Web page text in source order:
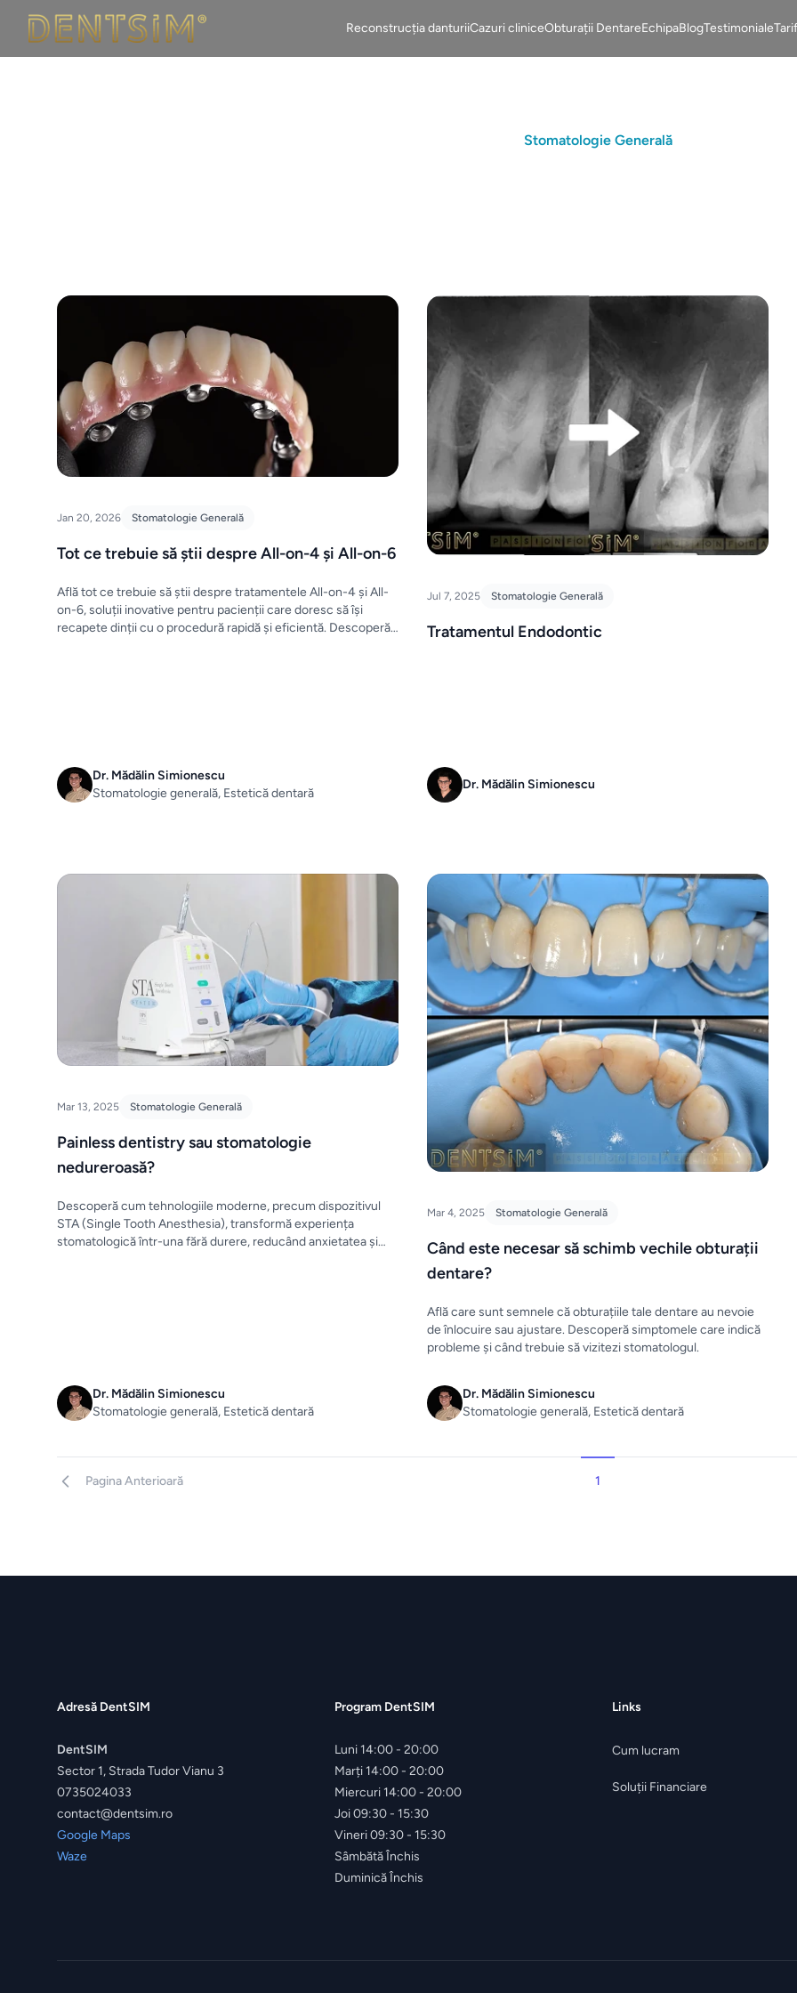
DentSIM Reconstrucția danturiiCazuri cliniceObturații DentareEchipaBlogTestimoniale
Stomatologie Generală
Jan 20, 2026 Stomatologie Generală
Tot ce trebuie să știi despre All-on-4 și All-on-6
Află tot ce trebuie să știi despre tratamentele All-on-4 și All-
on-6, soluții inovative pentru pacienții care doresc să își
recapete dinții cu o procedură rapidă și eficientă. Descoperă
Dr. Mădălin Simionescu
Stomatologie generală, Estetică dentară
Jul 7, 2025 Stomatologie Generală
Tratamentul Endodontic
Dr. Mădălin Simionescu
Mar 13, 2025 Stomatologie Generală
Painless dentistry sau stomatologie
nedureroasă?
Descoperă cum tehnologiile moderne, precum dispozitivul
STA (Single Tooth Anesthesia), transformă experiența
stomatologică într-una fără durere, reducând anxietatea și
Dr. Mădălin Simionescu
Stomatologie generală, Estetică dentară
Mar 4, 2025 Stomatologie Generală
Când este necesar să schimb vechile obturații
dentare?
Află care sunt semnele că obturațiile tale dentare au nevoie
de înlocuire sau ajustare. Descoperă simptomele care indică
probleme și când trebuie să vizitezi stomatologul.
Dr. Mădălin Simionescu
Stomatologie generală, Estetică dentară
Pagina Anterioară 1
Adresă DentSIM
DentSIM
Sector 1, Strada Tudor Vianu 3
0735024033
contact@dentsim.ro
Google Maps
Waze
Program DentSIM
Luni 14:00 - 20:00
Marți 14:00 - 20:00
Miercuri 14:00 - 20:00
Joi09:30 - 15:30
Vineri09:30 - 15:30
SâmbătăÎnchis
DuminicăÎnchis
Links
Cum lucram
Soluții Financiare